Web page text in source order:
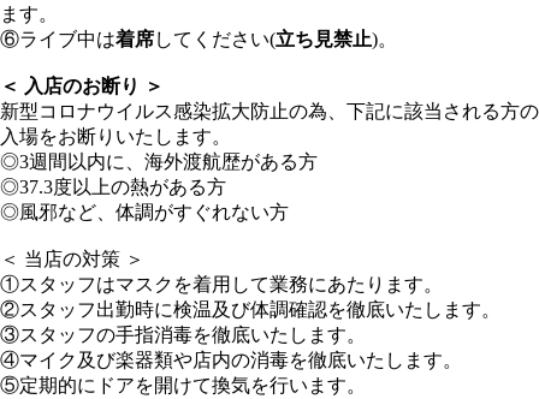
ます。
⑥ライブ中は着席してください(立ち見禁止)。
＜ 入店のお断り ＞
新型コロナウイルス感染拡大防止の為、下記に該当される方の
入場をお断りいたします。
◎3週間以内に、海外渡航歴がある方
◎37.3度以上の熱がある方
◎風邪など、体調がすぐれない方
＜ 当店の対策 ＞
①スタッフはマスクを着用して業務にあたります。
②スタッフ出勤時に検温及び体調確認を徹底いたします。
③スタッフの手指消毒を徹底いたします。
④マイク及び楽器類や店内の消毒を徹底いたします。
⑤定期的にドアを開けて換気を行います。